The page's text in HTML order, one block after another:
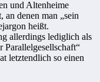
und Altenheime
denen man „sein
heißt.
allerdings lediglich als
Parallelgesellschaft“
letztendlich so einen